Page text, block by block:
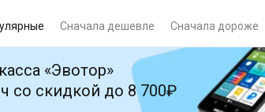
Сначала дешевле Сначала дороже
«Эвотор»
со скидкой до 8 700₽